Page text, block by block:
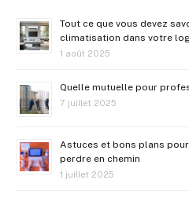
Tout ce que vous devez
climatisation dans votre
1 août 2025
Quelle mutuelle pour
7 juillet 2025
Astuces et bons plans
perdre en chemin
1 juillet 2025